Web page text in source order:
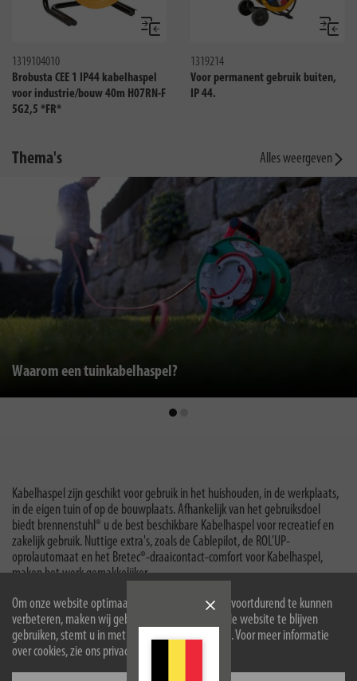
Om onze website optimaal voor u in te richten en voortdurend te kunnen
verbeteren, maken wij gebruik van cookies. Door de website te blijven
gebruiken, stemt u in met het gebruik van cookies. Voor meer informatie
over cookies, zie ons privacybeleid.
Vergelijken
1319104010
Brobusta CEE 1 IP44 kabelhaspel
voor industrie/bouw 40m H07RN-F
5G2,5 *FR*
1319214
Voor permanent gebruik buiten,
IP 44.
Thema's Alles weergeven
Waarom een tuinkabelhaspel?
Kabelhaspel zijn geschikt voor gebruik in het huishouden, in de werkplaats,
in de eigen tuin of op de bouwplaats. Afhankelijk van het gebruiksdoel
biedt brennenstuhl® u de best beschikbare Kabelhaspel voor recreatief en
zakelijk gebruik. Nuttige extra's, zoals de Cablepilot, de ROL’UP-
oprolautomaat en het Bretec®-draaicontact-comfort voor Kabelhaspel,
maken het werk gemakkelijker.
Onze Kabelhaspel voor bouwplaatsen zijn speciaal gecertificeerd voor
gebruik op bouwplaatsen en bieden slimme speciale extra's.
Wat moet uw Kabelhaspel zeker hebben? Maak gebruik van de
filtermogelijkheden, zodat wij de juiste Kabelhaspel voor uw behoeften